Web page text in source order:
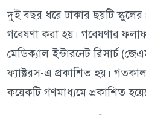
দুই বছর ধরে ঢাকার ছয়টি
গবেষণা করা হয়। গবেষণার
মেডিক্যাল ইন্টারনেট রিসার্চ
ফ্যাক্টরস-এ প্রকাশিত হয়।
কয়েকটি গণমাধ্যমে প্রকাশিত